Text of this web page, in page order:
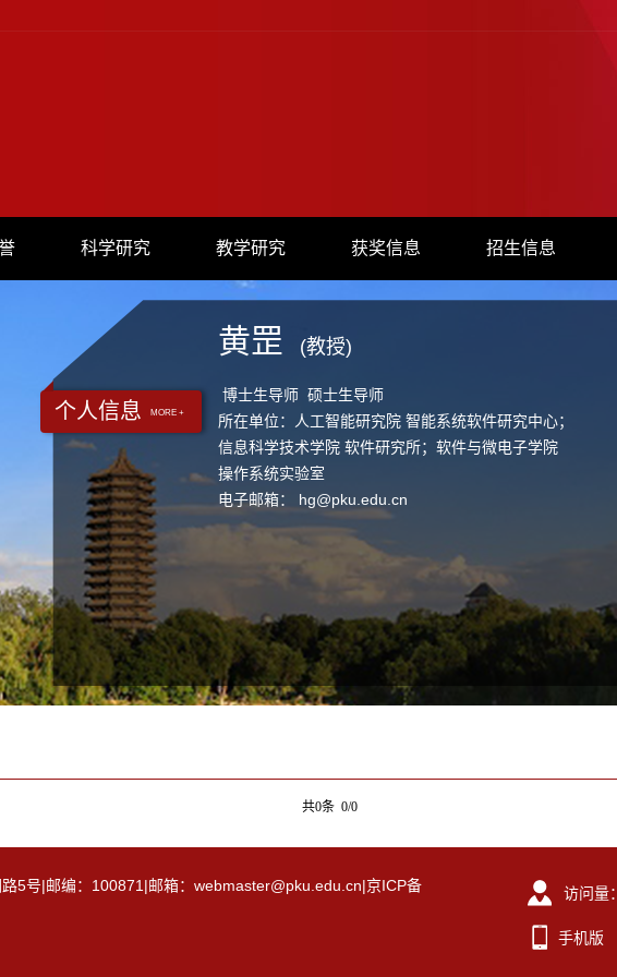
科学研究 教学研究 获奖信息 招生信息
个人信息 MORE +
黄罡 (教授)
博士生导师 硕士生导师
所在单位：人工智能研究院 智能系统软件研究中心；
信息科学技术学院 软件研究所；软件与微电子学院
操作系统实验室
电子邮箱：
hg@pku.edu.cn
共0条 0/0
5号|邮编：100871|邮箱：webmaster@pku.edu.cn|京ICP备
访问量：
手机版